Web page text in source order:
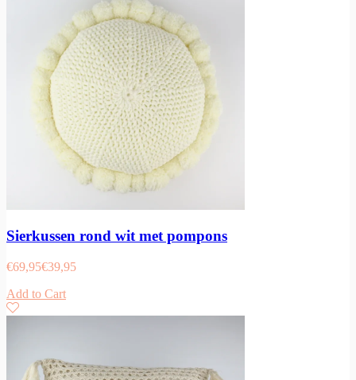
Sierkussen rond wit met pompons
€69,95€39,95
Add to Cart